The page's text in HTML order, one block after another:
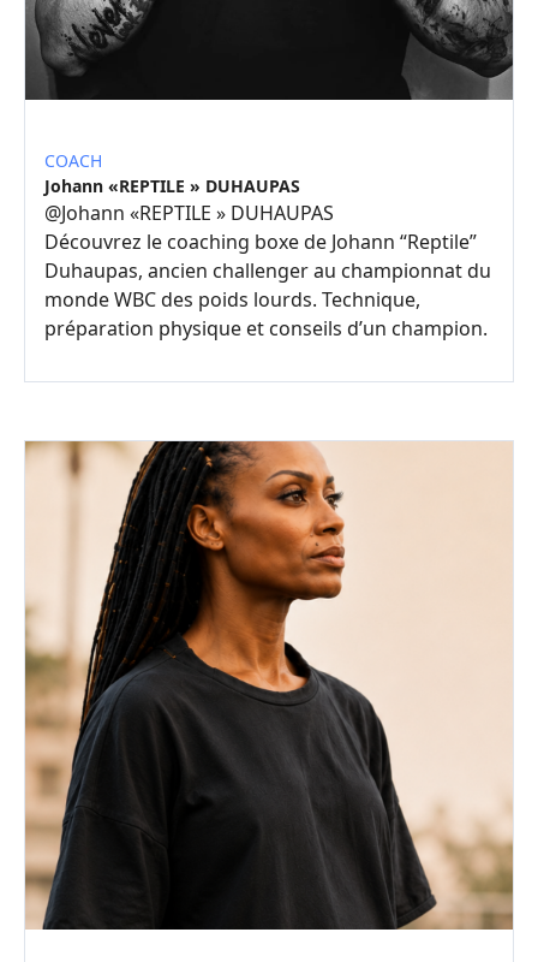
COACH
Johann «REPTILE » DUHAUPAS
@Johann «REPTILE » DUHAUPAS
Découvrez le coaching boxe de Johann “Reptile”
Duhaupas, ancien challenger au championnat du
monde WBC des poids lourds. Technique,
préparation physique et conseils d’un champion.